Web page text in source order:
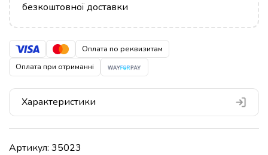
безкоштовної доставки
Оплата по реквизитам
Оплата при отриманні
Характеристики
Артикул: 35023